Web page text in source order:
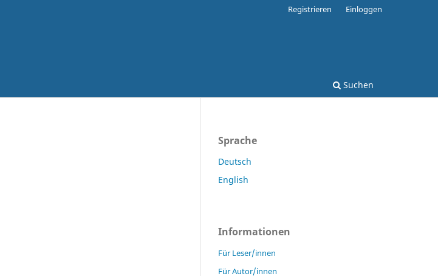
Suchen
Registrieren Einloggen
Sprache
Deutsch
English
Informationen
Für Leser/innen
Für Autor/innen